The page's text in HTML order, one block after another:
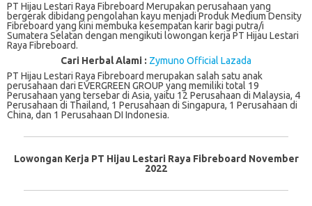
PT Hijau Lestari Raya Fibreboard Merupakan perusahaan yang
bergerak dibidang pengolahan kayu menjadi Produk Medium Density
Fibreboard yang kini membuka kesempatan karir bagi putra/i
Sumatera Selatan dengan mengikuti lowongan kerja PT Hijau Lestari
Raya Fibreboard.
Cari Herbal Alami : Zymuno Official Lazada
PT Hijau Lestari Raya Fibreboard merupakan salah satu anak
perusahaan dari EVERGREEN GROUP yang memiliki total 19
Perusahaan yang tersebar di Asia, yaitu 12 Perusahaan di Malaysia, 4
Perusahaan di Thailand, 1 Perusahaan di Singapura, 1 Perusahaan di
China, dan 1 Perusahaan DI Indonesia.
Lowongan Kerja PT Hijau Lestari Raya Fibreboard November
2022